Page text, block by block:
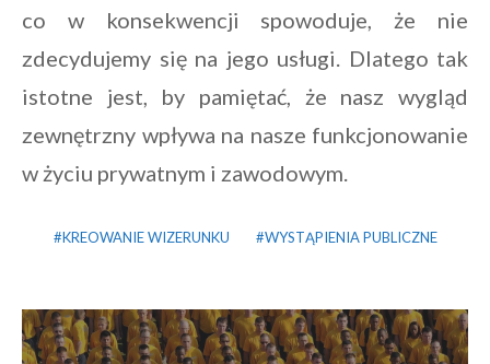
co w konsekwencji spowoduje, że nie
zdecydujemy się na jego usługi. Dlatego tak
istotne jest, by pamiętać, że nasz wygląd
zewnętrzny wpływa na nasze funkcjonowanie
w życiu prywatnym i zawodowym.
KREOWANIE WIZERUNKU WYSTĄPIENIA PUBLICZNE